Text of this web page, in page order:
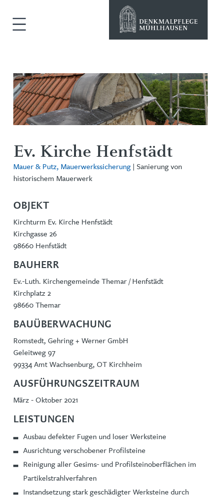
Ev. Kirche Henfstädt
Mauer & Putz, Mauerwerkssicherung | Sanierung von
historischem Mauerwerk
OBJEKT
Kirchturm Ev. Kirche Henfstädt
Kirchgasse 26
98660 Henfstädt
BAUHERR
Ev.-Luth. Kirchengemeinde Themar / Henfstädt
Kirchplatz 2
98660 Themar
BAUÜBERWACHUNG
Romstedt, Gehring + Werner GmbH
Geleitweg 97
99334 Amt Wachsenburg, OT Kirchheim
AUSFÜHRUNGSZEITRAUM
März - Oktober 2021
LEISTUNGEN
Ausbau defekter Fugen und loser Werksteine
Ausrichtung verschobener Profilsteine
Reinigung aller Gesims- und Profilsteinoberflächen im
Partikelstrahlverfahren
Instandsetzung stark geschädigter Werksteine durch